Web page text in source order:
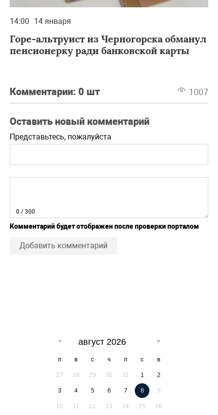
14:00 14 января
Горе-альтруист из Черногорска обманул
пенсионерку ради банковской карты
Комментарии: 0 шт 1007
Оставить новый комментарий
Представьтесь, пожалуйста
0 / 300
Комментарий будет отображен после проверки порталом
Добавить комментарий
август 2026
п в с ч п с в
27 28 29 30 31 1 2
3 4 5 6 7 8 9
10 11 12 13 14 15 16